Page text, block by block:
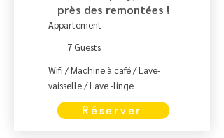
près des remontées !
Appartement
7 Guests
Wifi / Machine à café / Lave-
vaisselle / Lave -linge
Réserver